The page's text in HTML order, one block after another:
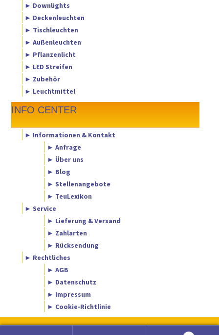
► Downlights
► Deckenleuchten
► Tischleuchten
► Außenleuchten
► Pflanzenlicht
► LED Streifen
► Zubehör
► Leuchtmittel
INFO CENTER
► Informationen & Kontakt
► Anfrage
► Über uns
► Blog
► Stellenangebote
► TeuLexikon
► Service
► Lieferung & Versand
► Zahlarten
► Rücksendung
► Rechtliches
► AGB
► Datenschutz
► Impressum
► Cookie-Richtlinie